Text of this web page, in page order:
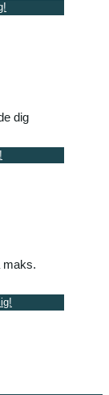
dig
maks.